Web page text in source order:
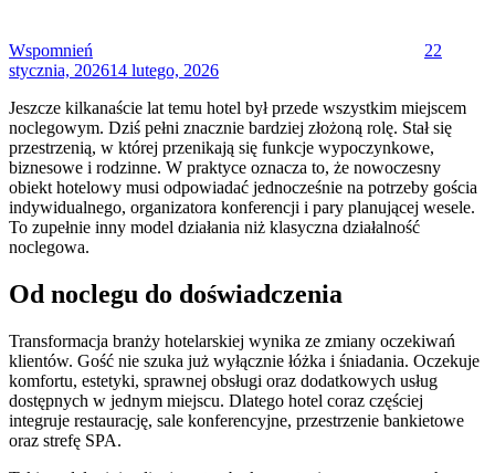
Wspomnień
22
stycznia, 202614 lutego, 2026
Jeszcze kilkanaście lat temu hotel był przede wszystkim miejscem
noclegowym. Dziś pełni znacznie bardziej złożoną rolę. Stał się
przestrzenią, w której przenikają się funkcje wypoczynkowe,
biznesowe i rodzinne. W praktyce oznacza to, że nowoczesny
obiekt hotelowy musi odpowiadać jednocześnie na potrzeby gościa
indywidualnego, organizatora konferencji i pary planującej wesele.
To zupełnie inny model działania niż klasyczna działalność
noclegowa.
Od noclegu do doświadczenia
Transformacja branży hotelarskiej wynika ze zmiany oczekiwań
klientów. Gość nie szuka już wyłącznie łóżka i śniadania. Oczekuje
komfortu, estetyki, sprawnej obsługi oraz dodatkowych usług
dostępnych w jednym miejscu. Dlatego hotel coraz częściej
integruje restaurację, sale konferencyjne, przestrzenie bankietowe
oraz strefę SPA.